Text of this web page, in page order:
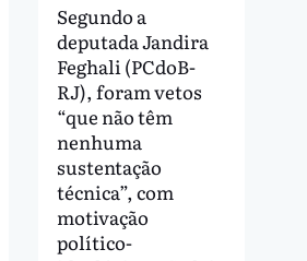
Segundo a
deputada Jandira
Feghali (PCdoB-
RJ), foram vetos
“que não têm
nenhuma
sustentação
técnica”, com
motivação
político-